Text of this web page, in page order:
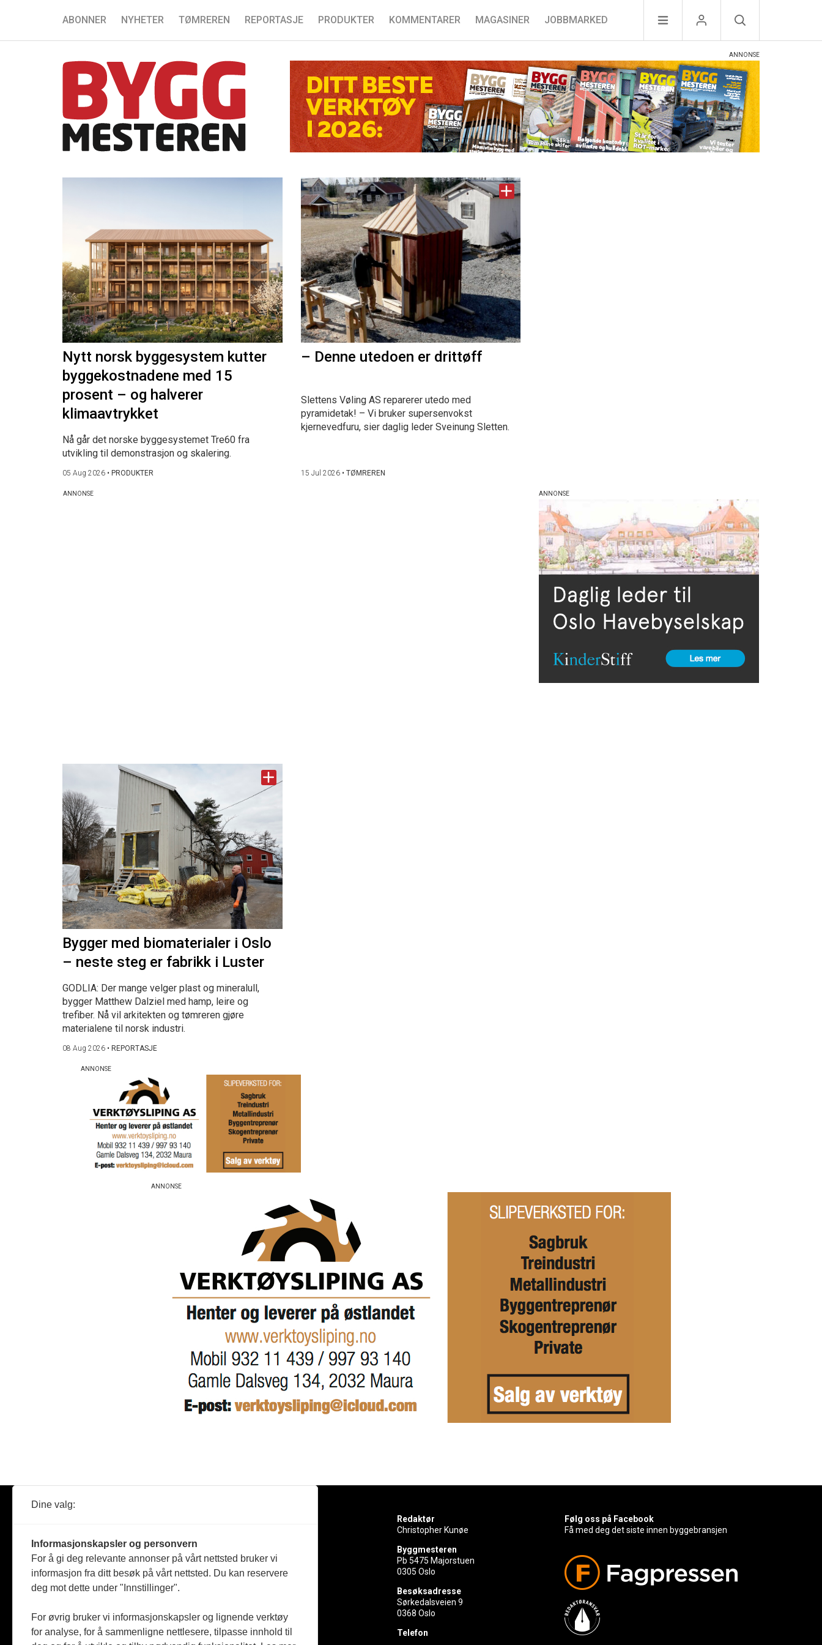
ABONNER NYHETER TØMREREN REPORTASJE PRODUKTER KOMMENTARER MAGASINER JOBBMARKED
Nytt norsk byggesystem kutter
byggekostnadene med 15
prosent – og halverer
klimaavtrykket
Nå går det norske byggesystemet Tre60 fra
utvikling til demonstrasjon og skalering.
05 Aug 2026 • PRODUKTER
– Denne utedoen er drittøff
Slettens Vøling AS reparerer utedo med
pyramidetak! – Vi bruker supersenvokst
kjernevedfuru, sier daglig leder Sveinung Sletten.
15 Jul 2026• TØMREREN
Bygger med biomaterialer i Oslo
– neste steg er fabrikk i Luster
GODLIA: Der mange velger plast og mineralull,
bygger Matthew Dalziel med hamp, leire og
trefiber. Nå vil arkitekten og tømreren gjøre
materialene til norsk industri.
08 Aug 2026 • REPORTASJE
Reportasje
Produkter
Jobbmarked
Redaktør
Christopher Kunøe
Byggmesteren
Pb 5475 Majorstuen
0305 Oslo
Besøksadresse
Sørkedalsveien 9
0368 Oslo
Telefon
Følg oss på Facebook
Få med deg det siste innen byggebransjen
Dine valg:
Informasjonskapsler og personvern
For å gi deg relevante annonser på vårt nettsted bruker vi
informasjon fra ditt besøk på vårt nettsted. Du kan reservere
deg mot dette under "Innstillinger".
For øvrig bruker vi informasjonskapsler og lignende verktøy
for analyse, for å sammenligne nettlesere, tilpasse innhold til